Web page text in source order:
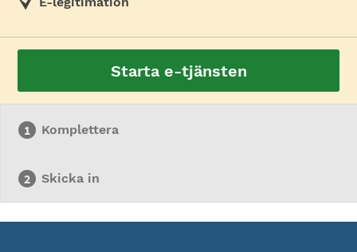
Starta e-tjänsten
Komplettera
Skicka in